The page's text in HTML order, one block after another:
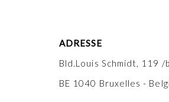
ADRESSE
Bld.Louis Schmidt, 119 /
BE 1040 Bruxelles -